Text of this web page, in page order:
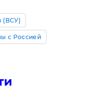
(ВСУ)
с Россией